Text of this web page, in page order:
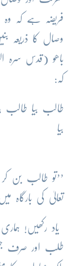
فریضہ ہے کہ
وصال کا ذریعہ
باھو (قدس سرہ
کہ:
طالب بیا طالب
بیا
’’تو طالب بن کر
تعالیٰ کی بارگاہ
یاد رکھیں!
طلب اور صرف